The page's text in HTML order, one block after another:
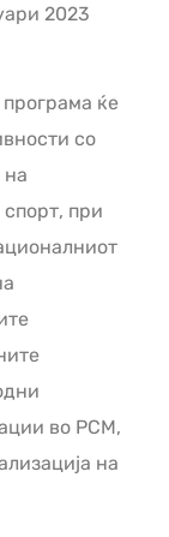
2023
ќе
со
на
при
во РСМ,
на